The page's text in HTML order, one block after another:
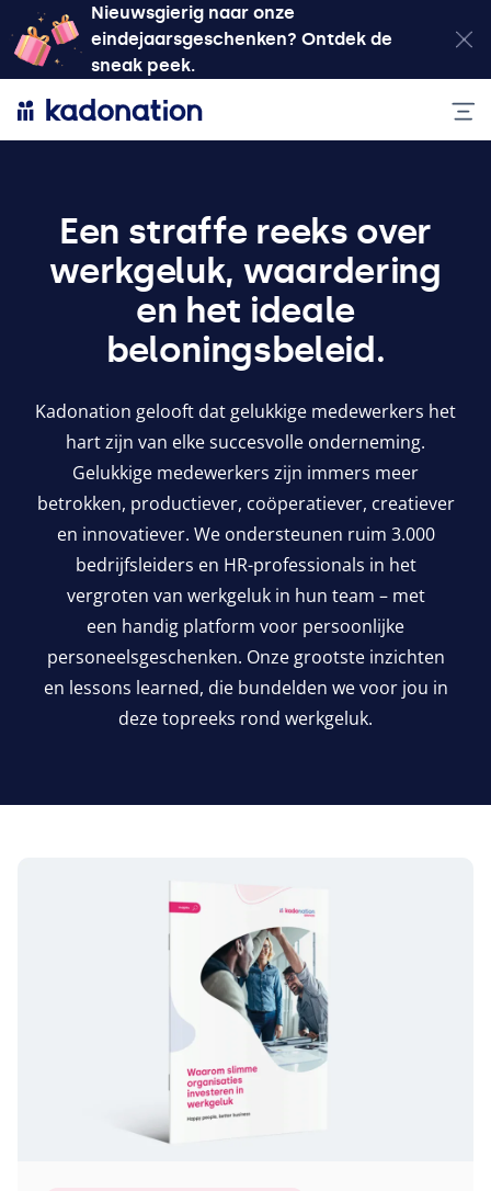
Nieuwsgierig naar onze
eindejaarsgeschenken? Ontdek de
sneak peek.
Een straffe reeks over
werkgeluk, waardering
en het ideale
beloningsbeleid.
Kadonation gelooft dat gelukkige medewerkers het
hart zijn van elke succesvolle onderneming.
Gelukkige medewerkers zijn immers meer
betrokken, productiever, coöperatiever, creatiever
en innovatiever. We ondersteunen ruim 3.000
bedrijfsleiders en HR-professionals in het
vergroten van werkgeluk in hun team – met
een handig platform voor persoonlijke
personeelsgeschenken. Onze grootste inzichten
en lessons learned, die bundelden we voor jou in
deze topreeks rond werkgeluk.